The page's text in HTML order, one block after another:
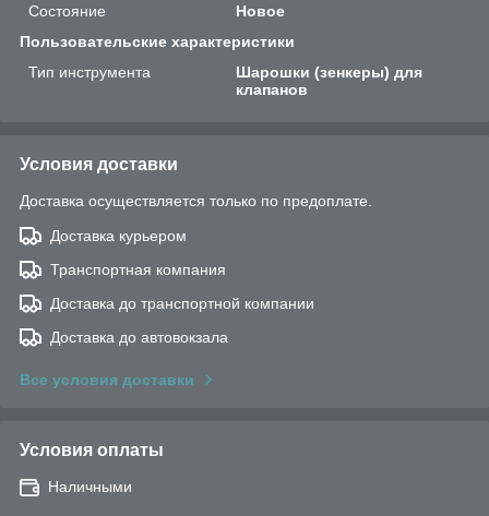
Состояние
Новое
Пользовательские характеристики
Тип инструмента
Шарошки (зенкеры) для
клапанов
Условия доставки
Доставка осуществляется только по предоплате.
Доставка курьером
Транспортная компания
Доставка до транспортной компании
Доставка до автовокзала
Все условия доставки
Условия оплаты
Наличными